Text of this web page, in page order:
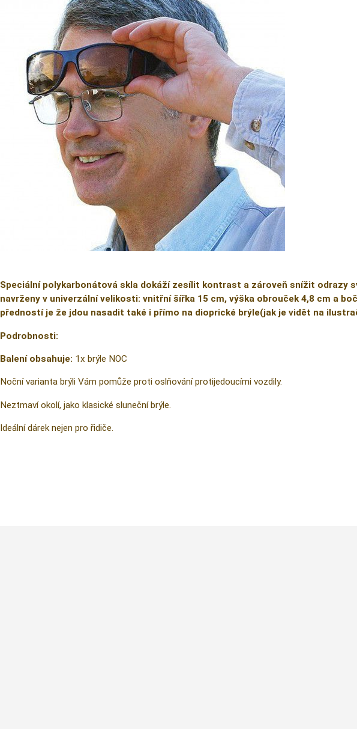
Speciální polykarbonátová skla dokáží zesílit kontrast a zároveň snížit odrazy
navrženy v univerzální velikosti: vnitřní šířka 15 cm, výška obrouček 4,8 cm a
předností je že jdou nasadit také i přímo na dioprické brýle(jak je vidět na
Podrobnosti:
Balení obsahuje: 1x brýle NOC
Noční varianta brýli Vám pomůže proti oslňování protijedoucími vozdily.
Neztmaví okolí, jako klasické sluneční brýle.
Ideální dárek nejen pro řidiče.